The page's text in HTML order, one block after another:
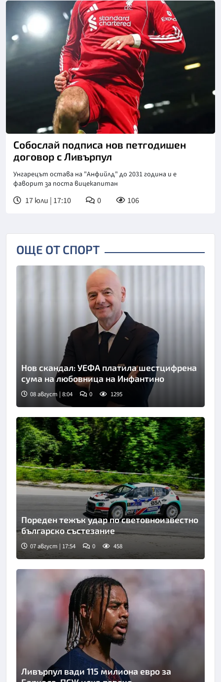
Снимка: X/Twitter
Собослай подписа нов петгодишен
договор с Ливърпул
Унгарецът остава на "Анфийлд" до 2031 година и е
фаворит за поста вицекапитан
17 юли | 17:10 0 106
ОЩЕ ОТ СПОРТ
Нов скандал: УЕФА платила шестцифрена
сума на любовница на Инфантино
08 август | 8:04 0 1295
Пореден тежък удар по световноизвестно
българско състезание
07 август | 17:54 0 458
Ливърпул вади 115 милиона евро за